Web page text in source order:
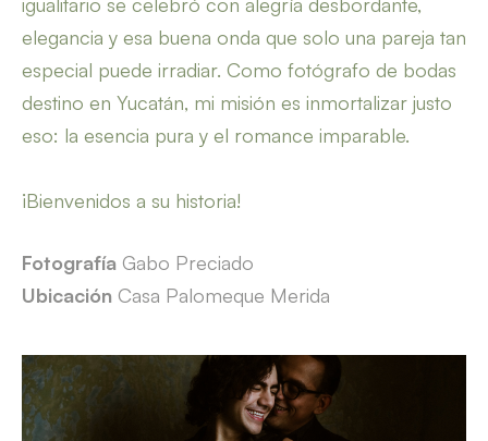
elegancia y esa buena onda que solo una pareja tan
especial puede irradiar. Como fotógrafo de bodas
destino en Yucatán, mi misión es inmortalizar justo
eso: la esencia pura y el romance imparable.
¡Bienvenidos a su historia!
Fotografía Gabo Preciado
Ubicación Casa Palomeque Merida